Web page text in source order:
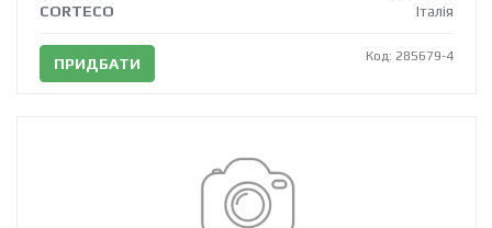
CORTECO
Італія
ПРИДБАТИ Код: 285679-4